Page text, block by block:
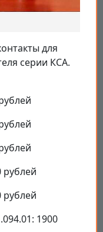
для
серии КСА.
рублей
рублей
1900